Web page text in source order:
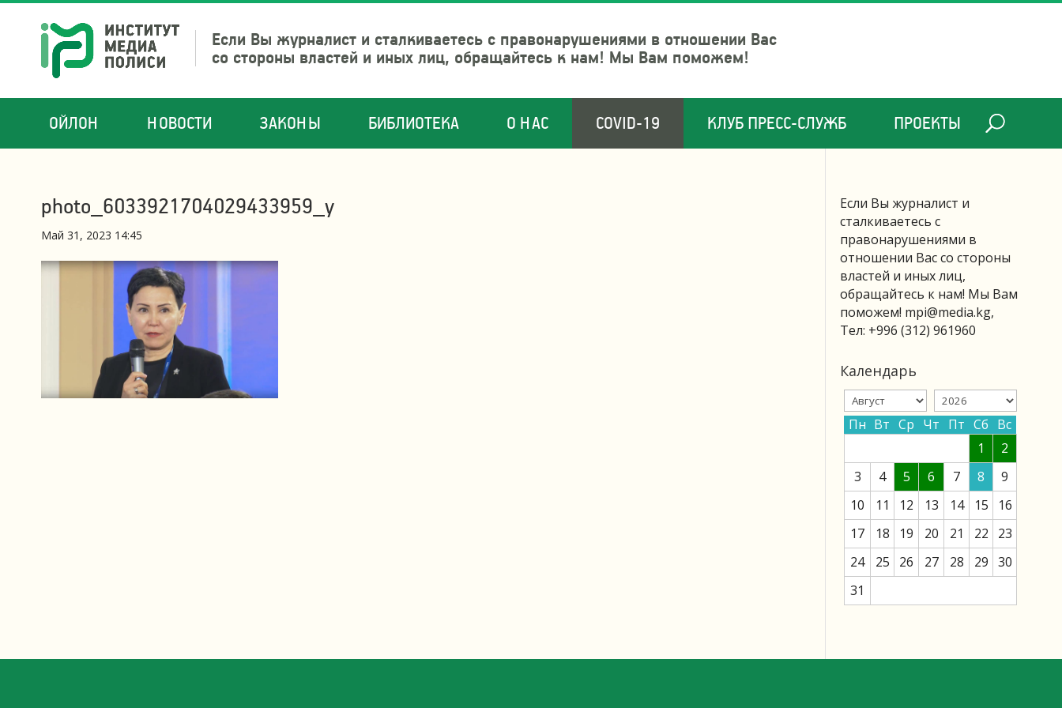
Если Вы журналист и сталкиваетесь с правонарушениями в отношении Вас
со стороны властей и иных лиц, обращайтесь к нам! Мы Вам поможем!
ОЙЛОН НОВОСТИ ЗАКОНЫ БИБЛИОТЕКА О НАС COVID-19 КЛУБ ПРЕСС-СЛУЖБ ПРОЕКТЫ
photo_6033921704029433959_y
Май 31, 2023 14:45
Если Вы журналист и
сталкиваетесь с
правонарушениями в
отношении Вас со стороны
властей и иных лиц,
обращайтесь к нам! Мы Вам
поможем! mpi@media.kg,
Тел: +996 (312) 961960
Календарь
Пн Вт Ср Чт Пт Сб Вс
1
2
3
4 5 6 7 8
9
10
11 12 13 14 15
16
17
18 19 20 21 22
23
24
25 26 27 28 29 30
31